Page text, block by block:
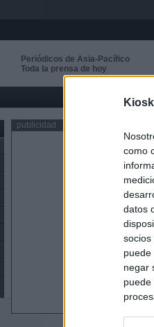
como
datos
socios
negar
Periódicos de Asia-Pacífico
Toda la prensa de hoy
publicidad
Últimas